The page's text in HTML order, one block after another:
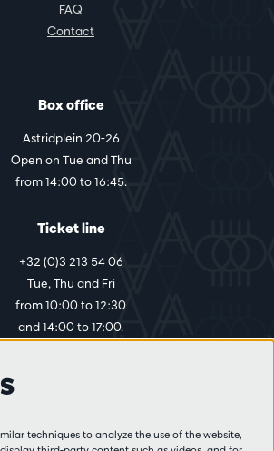
FAQ
Contact
Box office
Astridplein 20-26
Open on Tue and Thu
from 14:00 to 16:45.
Ticket line
+32 (0)3 213 54 06
Tue, Thu and Fri
from 10:00 to 12:30
and 14:00 to 17:00.
Visitor rules
techniques to analyze the use of the website,